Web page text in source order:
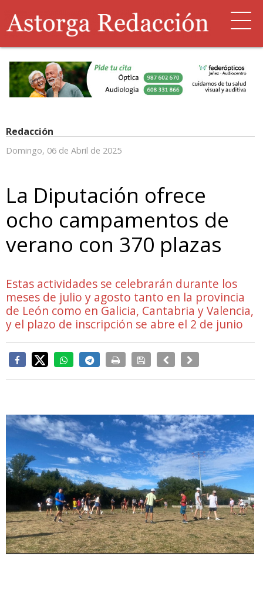
Redacción
Domingo, 06 de Abril de 2025
La Diputación ofrece
ocho campamentos de
verano con 370 plazas
Estas actividades se celebrarán durante los
meses de julio y agosto tanto en la provincia
de León como en Galicia, Cantabria y Valencia,
y el plazo de inscripción se abre el 2 de junio